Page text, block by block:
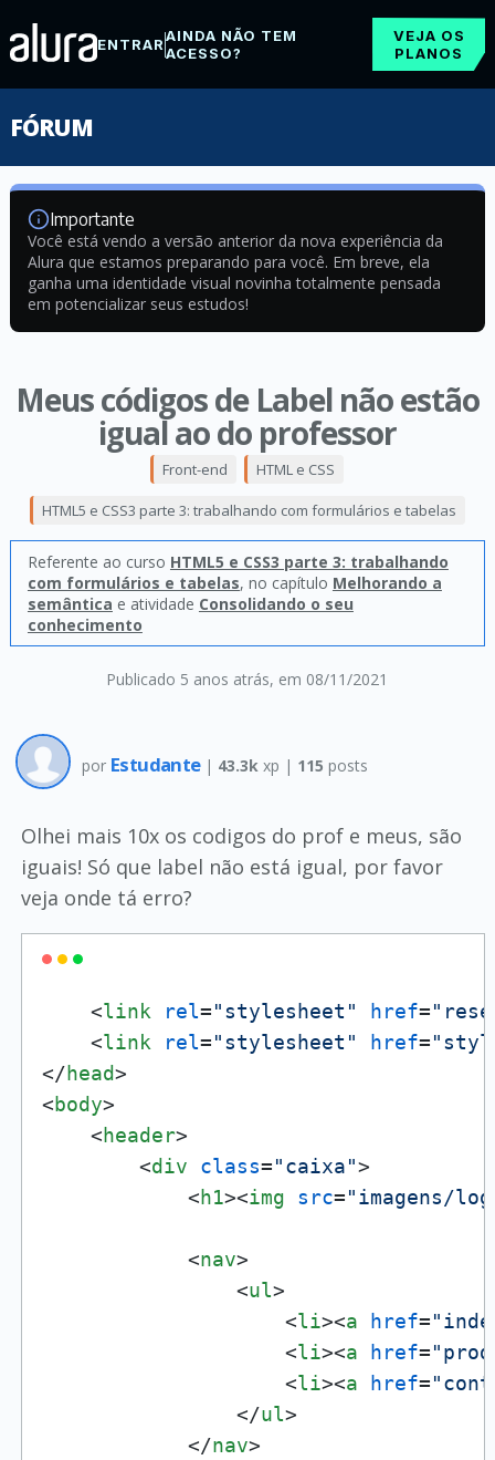
ENTRARAINDA NÃO TEM
ACESSO?
VEJA OS
PLANOS
FÓRUM
Importante
Você está vendo a versão anterior da nova experiência da
Alura que estamos preparando para você. Em breve, ela
ganha uma identidade visual novinha totalmente pensada
em potencializar seus estudos!
Meus códigos de Label não estão
igual ao do professor
Publicado 5 anos atrás, em 08/11/2021
Front-end HTML e CSS
HTML5 e CSS3 parte 3: trabalhando com formulários e tabelas
Referente ao curso HTML5 e CSS3 parte 3: trabalhando
com formulários e tabelas, no capítulo Melhorando a
semântica e atividade Consolidando o seu
conhecimento
por Estudante | 43.3k xp | 115 posts
Olhei mais 10x os codigos do prof e meus, são
iguais! Só que label não está igual, por favor
veja onde tá erro?
<link rel="stylesheet" href=
<link rel="stylesheet" href=
</head>
<body>
<header>
<div class="caixa">
<h1><img src="imagens/
<nav>
<ul>
<li><a href=
<li><a href=
<li><a href=
</ul>
</nav>